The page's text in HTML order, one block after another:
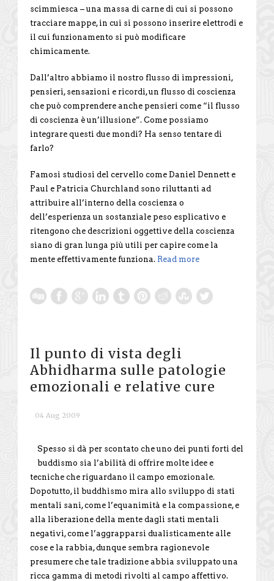
scimmiesca – una massa di carne di cui si possono
tracciare mappe, in cui si possono inserire elettrodi e
il cui funzionamento si può modificare
chimicamente.
Dall’altro abbiamo il nostro flusso di impressioni,
pensieri, sensazioni e ricordi, un flusso di coscienza
che può comprendere anche pensieri come “il flusso
di coscienza è un’illusione”. Come possiamo
integrare questi due mondi? Ha senso tentare di
farlo?
Famosi studiosi del cervello come Daniel Dennett e
Paul e Patricia Churchland sono riluttanti ad
attribuire all’interno della coscienza o
dell’esperienza un sostanziale peso esplicativo e
ritengono che descrizioni oggettive della coscienza
siano di gran lunga più utili per capire come la
mente effettivamente funziona. Read more
Il punto di vista degli
Abhidharma sulle patologie
emozionali e relative cure
04 Aug 2009
Spesso si dà per scontato che uno dei punti forti del
buddismo sia l’abilità di offrire molte idee e
tecniche che riguardano il campo emozionale.
Dopotutto, il buddhismo mira allo sviluppo di stati
mentali sani, come l’equanimità e la compassione, e
alla liberazione della mente dagli stati mentali
negativi, come l’aggrapparsi dualisticamente alle
cose e la rabbia, dunque sembra ragionevole
presumere che tale tradizione abbia sviluppato una
ricca gamma di metodi rivolti al campo affettivo.